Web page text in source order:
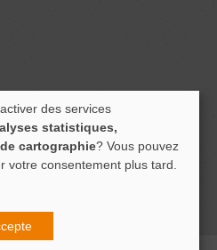
des services
statistiques,
cartographie? Vous pouvez
votre consentement plus tard.